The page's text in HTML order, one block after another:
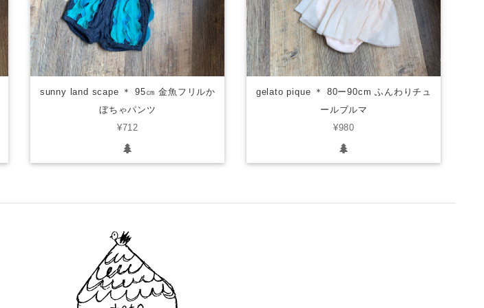
sunny land scape ＊ 95㎝ 金魚フリルか
ぼちゃパンツ
¥712
gelato pique ＊ 80ー90cm ふんわりチュ
ールブルマ
¥980